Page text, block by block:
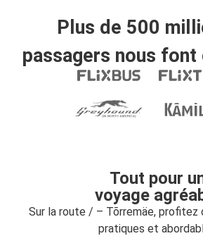
Plus de 500
passagers nous
Tout pour
voyage
Sur la route / – Tõrremäe, profitez
pratiques et